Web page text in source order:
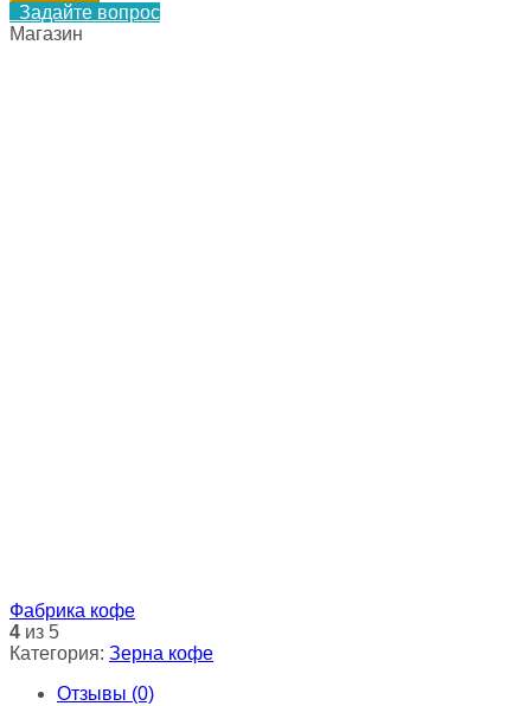
Задайте вопрос
Магазин
Фабрика кофе
4 из 5
Категория: Зерна кофе
Отзывы (0)